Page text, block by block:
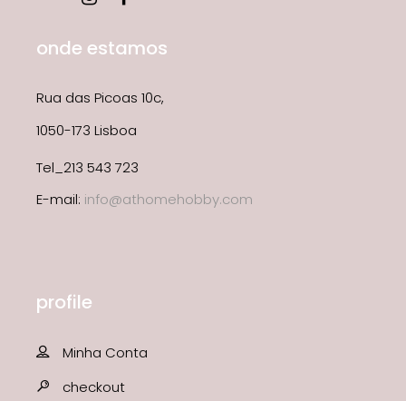
onde estamos
Rua das Picoas 10c,
1050-173 Lisboa
Tel_213 543 723
E-mail: info@athomehobby.com
profile
Minha Conta
checkout